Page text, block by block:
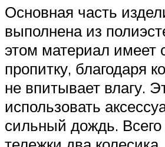
Основная часть
выполнена из
этом материал имеет
пропитку, благодаря
не впитывает влагу.
использовать
сильный дождь.